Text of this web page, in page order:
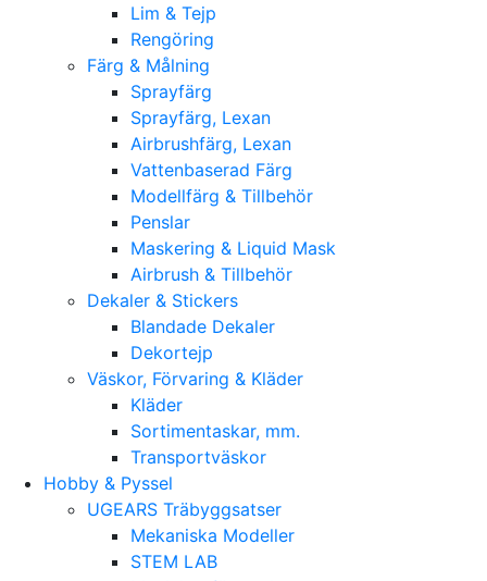
Lim & Tejp
Rengöring
Färg & Målning
Sprayfärg
Sprayfärg, Lexan
Airbrushfärg, Lexan
Vattenbaserad Färg
Modellfärg & Tillbehör
Penslar
Maskering & Liquid Mask
Airbrush & Tillbehör
Dekaler & Stickers
Blandade Dekaler
Dekortejp
Väskor, Förvaring & Kläder
Kläder
Sortimentaskar, mm.
Transportväskor
Hobby & Pyssel
UGEARS Träbyggsatser
Mekaniska Modeller
STEM LAB